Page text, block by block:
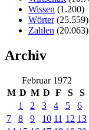
Wissen (1.200)
Wörter(25.559)
Zahlen (20.063)
Archiv
Februar 1972
M D M D F S
S
1
2 3 4 5
6
7
8 9 10 11 12 13